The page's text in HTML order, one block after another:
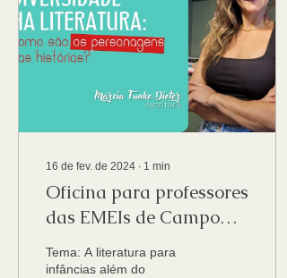
16 de fev. de 2024 ∙ 1 min
Oficina para professores
das EMEIs de Campo
Bom
Tema: A literatura para
infâncias além do